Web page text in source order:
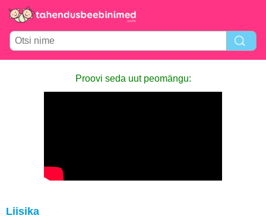
Proovi seda uut peomängu:
Liisika